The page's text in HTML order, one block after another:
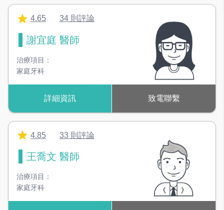
4.65 34 則評論
謝宜庭 醫師
治療項目：
家庭牙科
詳細資訊 致電聯繫
4.85 33 則評論
王喬文 醫師
治療項目：
家庭牙科